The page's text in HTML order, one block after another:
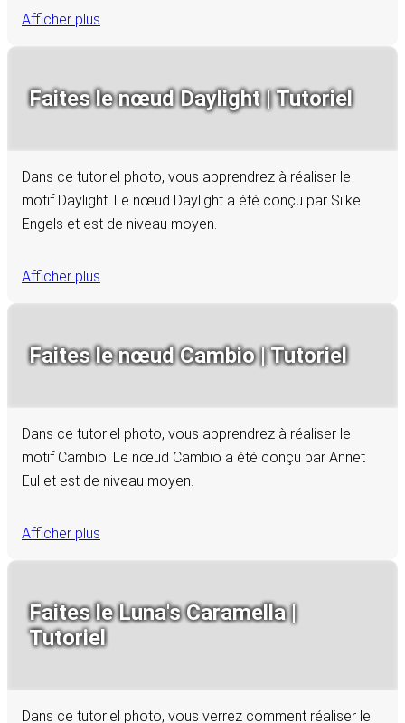
Afficher plus
Faites le nœud Daylight | Tutoriel
Dans ce tutoriel photo, vous apprendrez à réaliser le
motif Daylight. Le nœud Daylight a été conçu par Silke
Engels et est de niveau moyen.
Afficher plus
Faites le nœud Cambio | Tutoriel
Dans ce tutoriel photo, vous apprendrez à réaliser le
motif Cambio. Le nœud Cambio a été conçu par Annet
Eul et est de niveau moyen.
Afficher plus
Faites le Luna's Caramella |
Tutoriel
Dans ce tutoriel photo, vous verrez comment réaliser le